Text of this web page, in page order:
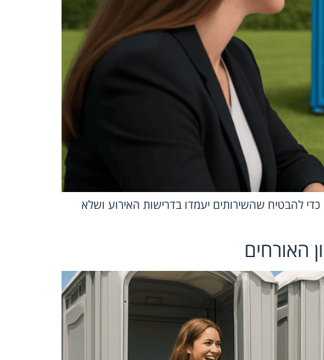
להבטיח שהשירותים יעמדו בדרישות האירוע ושלא
האורחים